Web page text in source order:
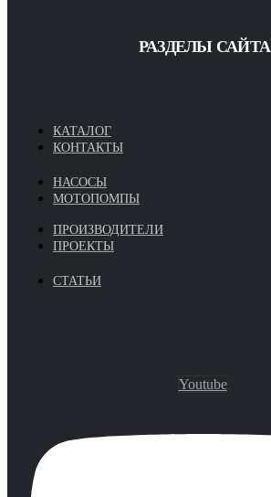
РАЗДЕЛЫ САЙТА
КАТАЛОГ
КОНТАКТЫ
НАСОСЫ
МОТОПОМПЫ
ПРОИЗВОДИТЕЛИ
ПРОЕКТЫ
СТАТЬИ
Youtube